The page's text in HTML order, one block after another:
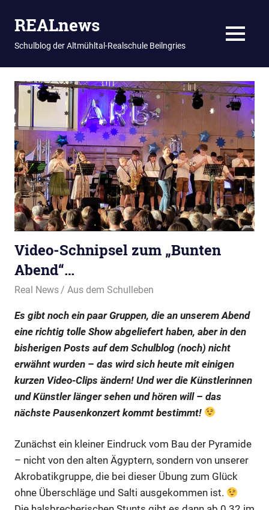
Inhalt
springen
REALnews
Schulblog der Altmühltal-Realschule Beilngries MENU
Video-Schnipsel zum „Bunten
Abend“…
10. April 2025
Real News Aus dem Schulleben
Es gibt noch ein paar Gruppen, die an unserem Abend
eine richtig tolle Show abgeliefert haben, aber in den
bisherigen Posts auf dem Schulblog (noch) nicht
erwähnt wurden – das wird sich heute mit einigen
kurzen Video-Clips ändern! Und wer die Künstlerinnen
und Künstler länger sehen und hören will – das
nächste Pausenkonzert kommt bestimmt!
Zunächst ein kleiner Eindruck vom Bau der Pyramide
– nicht von den alten Ägyptern, sondern von unserer
Akrobatikgruppe, die bei dieser Übung zum Glück
ohne Überschläge und Salti ausgekommen ist.